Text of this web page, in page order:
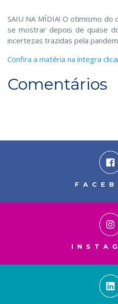
SAIU NA MÍDIA! O otimismo do
se mostrar depois de quase
incertezas trazidas pela
Confira a matéria na íntegra
Comentários